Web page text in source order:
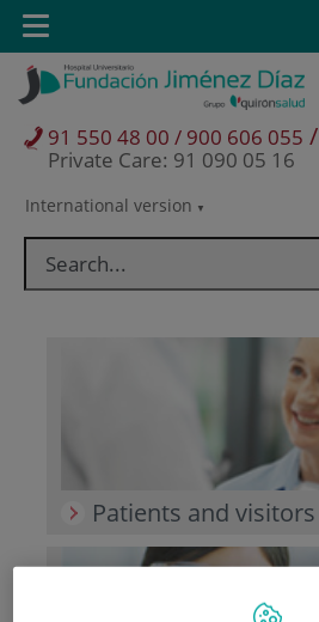
Jump to content
Jump
content
Language
selector
International version
91 550 48 00 / 900 606 055 /
Private Care: 91 090 05 16
Toggle
navigation
Patients and visitors